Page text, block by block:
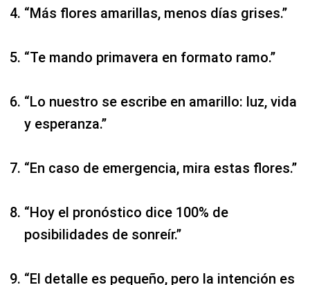
“Más flores amarillas, menos días grises.”
“Te mando primavera en formato ramo.”
“Lo nuestro se escribe en amarillo: luz, vida
y esperanza.”
“En caso de emergencia, mira estas flores.”
“Hoy el pronóstico dice 100% de
posibilidades de sonreír.”
“El detalle es pequeño, pero la intención es